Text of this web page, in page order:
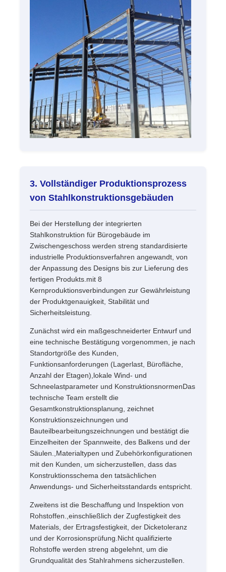
3. Vollständiger Produktionsprozess
von Stahlkonstruktionsgebäuden
Bei der Herstellung der integrierten
Stahlkonstruktion für Bürogebäude im
Zwischengeschoss werden streng standardisierte
industrielle Produktionsverfahren angewandt, von
der Anpassung des Designs bis zur Lieferung des
fertigen Produkts.mit 8
Kernproduktionsverbindungen zur Gewährleistung
der Produktgenauigkeit, Stabilität und
Sicherheitsleistung.
Zunächst wird ein maßgeschneiderter Entwurf und
eine technische Bestätigung vorgenommen, je nach
Standortgröße des Kunden,
Funktionsanforderungen (Lagerlast, Bürofläche,
Anzahl der Etagen),lokale Wind- und
Schneelastparameter und KonstruktionsnormenDas
technische Team erstellt die
Gesamtkonstruktionsplanung, zeichnet
Konstruktionszeichnungen und
Bauteilbearbeitungszeichnungen und bestätigt die
Einzelheiten der Spannweite, des Balkens und der
Säulen.,Materialtypen und Zubehörkonfigurationen
mit den Kunden, um sicherzustellen, dass das
Konstruktionsschema den tatsächlichen
Anwendungs- und Sicherheitsstandards entspricht.
Zweitens ist die Beschaffung und Inspektion von
Rohstoffen.,einschließlich der Zugfestigkeit des
Materials, der Ertragsfestigkeit, der Dicketoleranz
und der Korrosionsprüfung.Nicht qualifizierte
Rohstoffe werden streng abgelehnt, um die
Grundqualität des Stahlrahmens sicherzustellen.